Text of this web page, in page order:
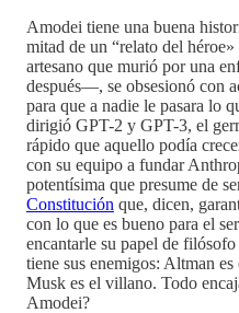
Amodei tiene una buena
mitad de un “relato del
artesano que murió por una
después—, se obsesionó con
para que a nadie le pasara lo
dirigió GPT-2 y GPT-3, el
rápido que aquello podía
con su equipo a fundar
potentísima que presume de
Constitución que, dicen,
con lo que es bueno para el
encantarle su papel de
tiene sus enemigos: Altman
Musk es el villano. Todo
Amodei?